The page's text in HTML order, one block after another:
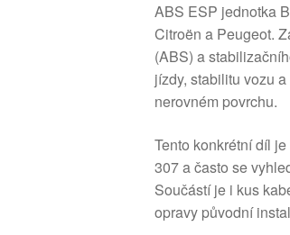
ABS ESP jednotka
Citroën a Peugeot.
(ABS) a
jízdy, stabilitu vozu
nerovném povrchu.
Tento konkrétní díl
307 a často se
Součástí je i kus
opravy původní